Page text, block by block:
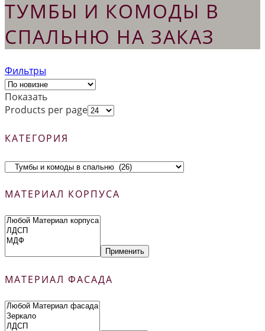
ТУМБЫ И КОМОДЫ В
СПАЛЬНЮ НА ЗАКАЗ
Фильтры
Показать
Products per page
КАТЕГОРИЯ
МАТЕРИАЛ КОРПУСА
Применить
МАТЕРИАЛ ФАСАДА